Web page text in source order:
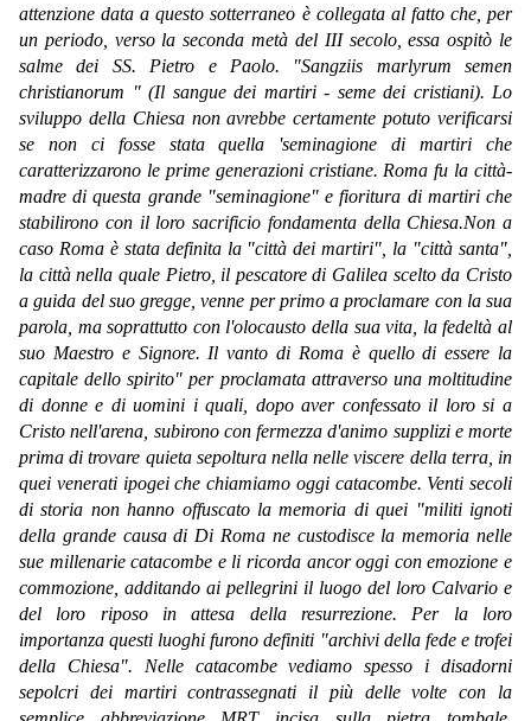
attenzione data a questo sotterraneo è collegata al fatto che, per
un periodo, verso la seconda metà del III secolo, essa ospitò le
salme dei SS. Pietro e Paolo. "Sangziis marlyrum semen
christianorum " (Il sangue dei martiri - seme dei cristiani). Lo
sviluppo della Chiesa non avrebbe certamente potuto verificarsi
se non ci fosse stata quella 'seminagione di martiri che
caratterizzarono le prime generazioni cristiane. Roma fu la città-
madre di questa grande "seminagione" e fioritura di martiri che
stabilirono con il loro sacrificio fondamenta della Chiesa.Non a
caso Roma è stata definita la "città dei martiri", la "città santa",
la città nella quale Pietro, il pescatore di Galilea scelto da Cristo
a guida del suo gregge, venne per primo a proclamare con la sua
parola, ma soprattutto con l'olocausto della sua vita, la fedeltà al
suo Maestro e Signore. Il vanto di Roma è quello di essere la
capitale dello spirito" per proclamata attraverso una moltitudine
di donne e di uomini i quali, dopo aver confessato il loro si a
Cristo nell'arena, subirono con fermezza d'animo supplizi e morte
prima di trovare quieta sepoltura nella nelle viscere della terra, in
quei venerati ipogei che chiamiamo oggi catacombe. Venti secoli
di storia non hanno offuscato la memoria di quei "militi ignoti
della grande causa di Di Roma ne custodisce la memoria nelle
sue millenarie catacombe e li ricorda ancor oggi con emozione e
commozione, additando ai pellegrini il luogo del loro Calvario e
del loro riposo in attesa della resurrezione. Per la loro
importanza questi luoghi furono definiti "archivi della fede e trofei
della Chiesa". Nelle catacombe vediamo spesso i disadorni
sepolcri dei martiri contrassegnati il più delle volte con la